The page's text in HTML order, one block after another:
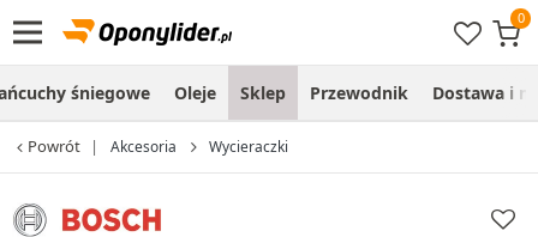
śniegowe Oleje Sklep Przewodnik Dostawa i
Powrót Akcesoria Wycieraczki